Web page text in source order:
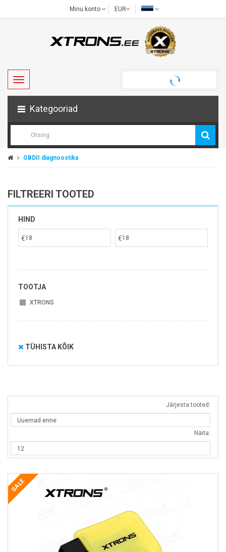
Minu konto EUR
Kategooriad
OBDII diagnoostika
FILTREERI TOOTED
HIND
€ €
TOOTJA
XTRONS
TÜHISTA KÕIK
Järjesta tooted:
Näita:
SALE